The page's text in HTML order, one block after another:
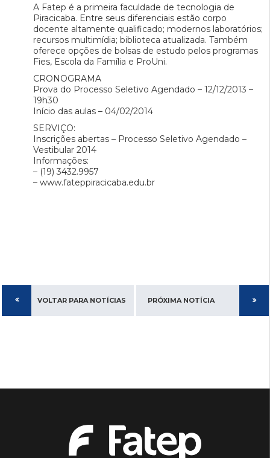
A Fatep é a primeira faculdade de tecnologia de
Piracicaba. Entre seus diferenciais estão corpo
docente altamente qualificado; modernos laboratórios;
recursos multimídia; biblioteca atualizada. Também
oferece opções de bolsas de estudo pelos programas
Fies, Escola da Família e ProUni.
CRONOGRAMA
Prova do Processo Seletivo Agendado – 12/12/2013 –
19h30
Início das aulas – 04/02/2014
SERVIÇO:
Inscrições abertas – Processo Seletivo Agendado –
Vestibular 2014
Informações:
– (19) 3432.9957
– www.fateppiracicaba.edu.br
VOLTAR PARA NOTÍCIAS PRÓXIMA NOTÍCIA